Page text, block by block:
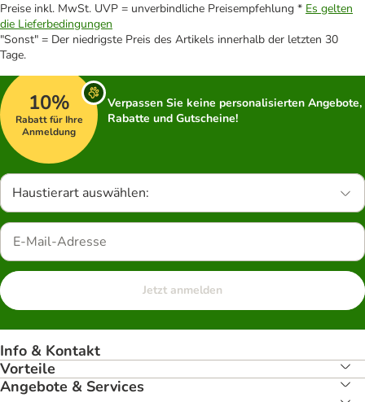
Preise inkl. MwSt. UVP = unverbindliche Preisempfehlung * Es gelten
die Lieferbedingungen
"Sonst" = Der niedrigste Preis des Artikels innerhalb der letzten 30
Tage.
10%
Rabatt für Ihre
Anmeldung
Verpassen Sie keine personalisierten Angebote,
Rabatte und Gutscheine!
Haustierart auswählen:
Jetzt anmelden
Info & Kontakt
Vorteile
Angebote & Services